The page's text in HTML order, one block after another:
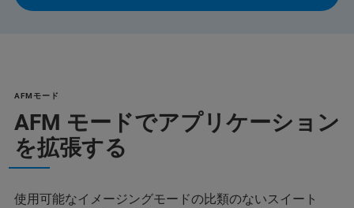
AFMモード
AFM モードでアプリケーション
を拡張する
使用可能なイメージングモードの比類のないスイート